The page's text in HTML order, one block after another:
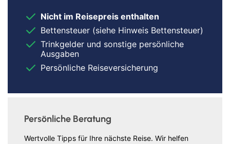
Nicht im Reisepreis enthalten
Bettensteuer (siehe Hinweis Bettensteuer)
Trinkgelder und sonstige persönliche
Ausgaben
Persönliche Reiseversicherung
Persönliche Beratung
Wertvolle Tipps für Ihre nächste Reise. Wir helfen